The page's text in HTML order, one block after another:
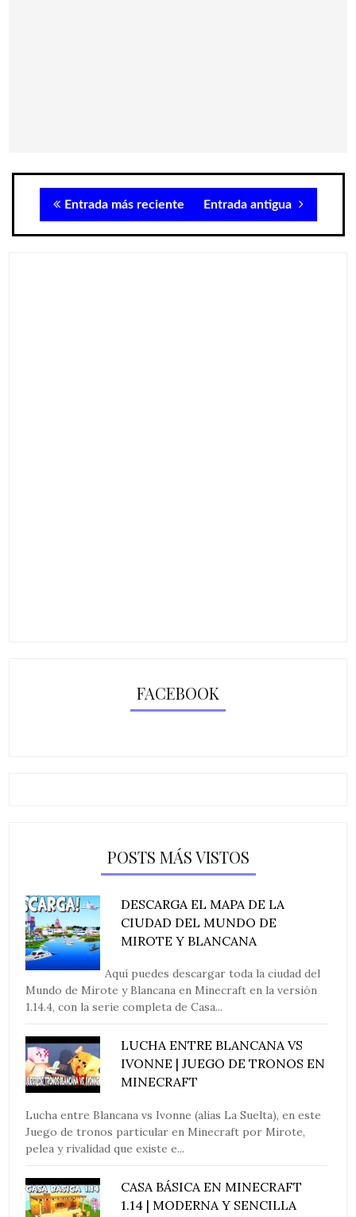
Entrada más reciente Entrada antigua
FACEBOOK
POSTS MÁS VISTOS
DESCARGA EL MAPA DE LA
CIUDAD DEL MUNDO DE
MIROTE Y BLANCANA
Aquí puedes descargar toda la ciudad del
Mundo de Mirote y Blancana en Minecraft en la versión
1.14.4, con la serie completa de Casa...
LUCHA ENTRE BLANCANA VS
IVONNE | JUEGO DE TRONOS EN
MINECRAFT
Lucha entre Blancana vs Ivonne (alias La Suelta), en este
Juego de tronos particular en Minecraft por Mirote,
pelea y rivalidad que existe e...
CASA BÁSICA EN MINECRAFT
1.14 | MODERNA Y SENCILLA